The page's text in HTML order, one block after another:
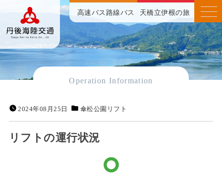
高速バス 路線バス 天橋立伊根の旅
Operation Information
2024年08月25日 傘松公園リフト
リフトの運行状況